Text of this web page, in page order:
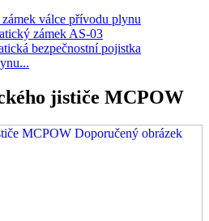
bezpečnostní pojistka
jističe MCPOW